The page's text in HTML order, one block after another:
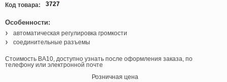
Код товара:
3727
Особенности:
автоматическая регулировка громкости
соединительные разъемы
Стоимость BA10, доступно узнать после оформления заказа, по
телефону или электронной почте
Розничная цена